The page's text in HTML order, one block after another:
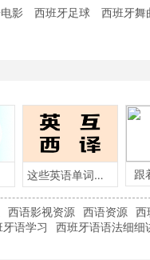
影 西班牙足球
西班牙舞
这些英语单词用西班牙语怎么说？ 跟
西语影视资源 西语资源 西
语学习 西班牙语语法细细